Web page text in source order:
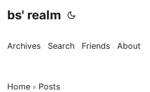
bs' realm
Archives Search Friends About
Home » Posts